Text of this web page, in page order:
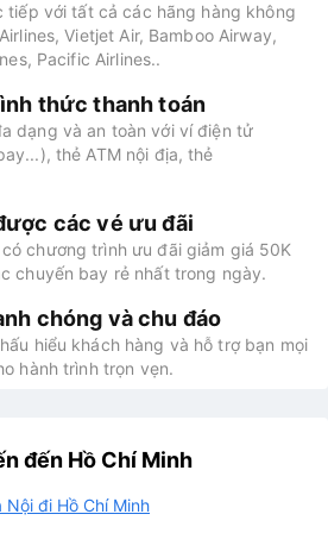
tiếp với tất cả các hãng hàng không
Vietjet Air, Bamboo Airway,
Pacific Airlines..
thức thanh toán
dạng và an toàn với ví điện tử
thẻ ATM nội địa, thẻ
các vé ưu đãi
chương trình ưu đãi giảm giá 50K
chuyến bay rẻ nhất trong ngày.
chóng và chu đáo
hiểu khách hàng và hỗ trợ bạn mọi
hành trình trọn vẹn.
đến Hồ Chí Minh
đi Hồ Chí Minh